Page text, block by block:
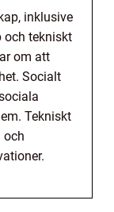
inklusive
och tekniskt
om att
Socialt
Tekniskt
och